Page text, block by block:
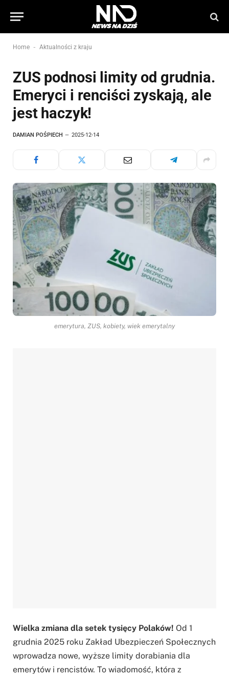
Home - Aktualności z kraju
ZUS podnosi limity od grudnia.
Emeryci i renciści zyskają, ale
jest haczyk!
DAMIAN POŚPIECH 2025-12-14
emerytura, ZUS, kobiety, wiek emerytalny
Wielka zmiana dla setek tysięcy Polaków! Od 1
grudnia 2025 roku Zakład Ubezpieczeń Społecznych
wprowadza nowe, wyższe limity dorabiania dla
emerytów i rencistów. To wiadomość, która z